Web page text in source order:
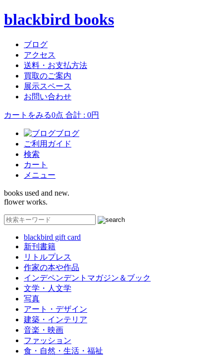
blackbird books
ブログ
アクセス
送料・お支払方法
買取のご案内
展示スペース
お問い合わせ
カートをみる0点 合計 : 0円
ブログ
ご利用ガイド
検索
カート
メニュー
books used and new.
flower works.
blackbird gift card
新刊書籍
リトルプレス
作家の本や作品
インデペンデントマガジン＆ブック
文学・人文学
写真
アート・デザイン
建築・インテリア
音楽・映画
ファッション
食・自然・生活・福祉